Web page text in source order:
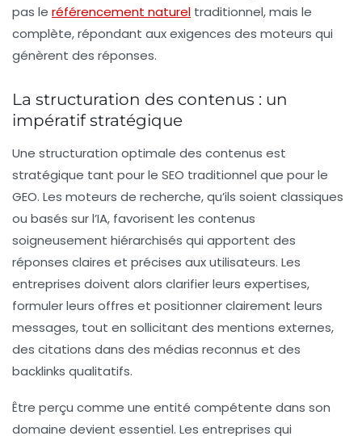
pas le référencement naturel traditionnel, mais le
complète, répondant aux exigences des moteurs qui
génèrent des réponses.
La structuration des contenus : un
impératif stratégique
Une structuration optimale des contenus est
stratégique tant pour le SEO traditionnel que pour le
GEO. Les moteurs de recherche, qu’ils soient classiques
ou basés sur l’IA, favorisent les contenus
soigneusement hiérarchisés qui apportent des
réponses claires et précises aux utilisateurs. Les
entreprises doivent alors clarifier leurs expertises,
formuler leurs offres et positionner clairement leurs
messages, tout en sollicitant des mentions externes,
des citations dans des médias reconnus et des
backlinks qualitatifs.
Être perçu comme une entité compétente dans son
domaine devient essentiel. Les entreprises qui